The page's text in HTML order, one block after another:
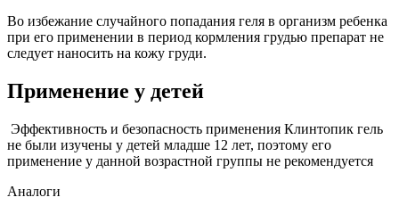
Во избежание случайного попадания геля в организм ребенка
при его применении в период кормления грудью препарат не
следует наносить на кожу груди.
Применение у детей
Эффективность и безопасность применения Клинтопик гель
не были изучены у детей младше 12 лет, поэтому его
применение у данной возрастной группы не рекомендуется
Аналоги